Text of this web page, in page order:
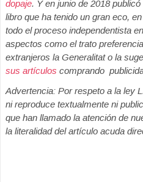
dopaje. Y en junio de 2018 publicó
libro que ha tenido un gran eco,
todo el proceso independentista
aspectos como el trato
extranjeros la Generalitat o la
sus artículos comprando
Advertencia: Por respeto a la ley
ni reproduce textualmente ni
que han llamado la atención de
la literalidad del artículo acuda